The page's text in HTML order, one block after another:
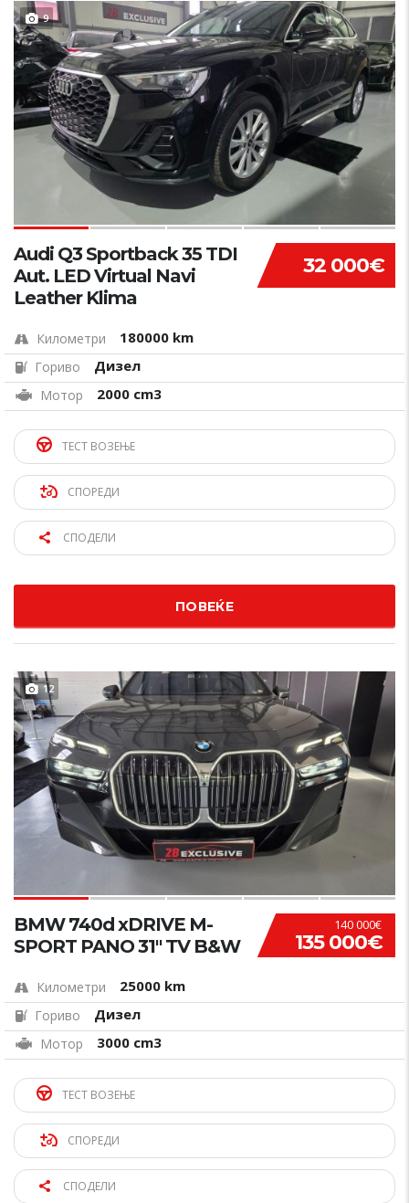
9
32 000€
Audi Q3 Sportback 35 TDI
Aut. LED Virtual Navi
Leather Klima
Километри 180000 km
Гориво Дизел
Мотор 2000 cm3
ТЕСТ ВОЗЕЊЕ
СПОРЕДИ
СПОДЕЛИ
ПОВЕЌЕ
12
140 000€
135 000€
BMW 740d xDRIVE M-
SPORT PANO 31″ TV B&W
Километри 25000 km
Гориво Дизел
Мотор 3000 cm3
ТЕСТ ВОЗЕЊЕ
СПОРЕДИ
СПОДЕЛИ